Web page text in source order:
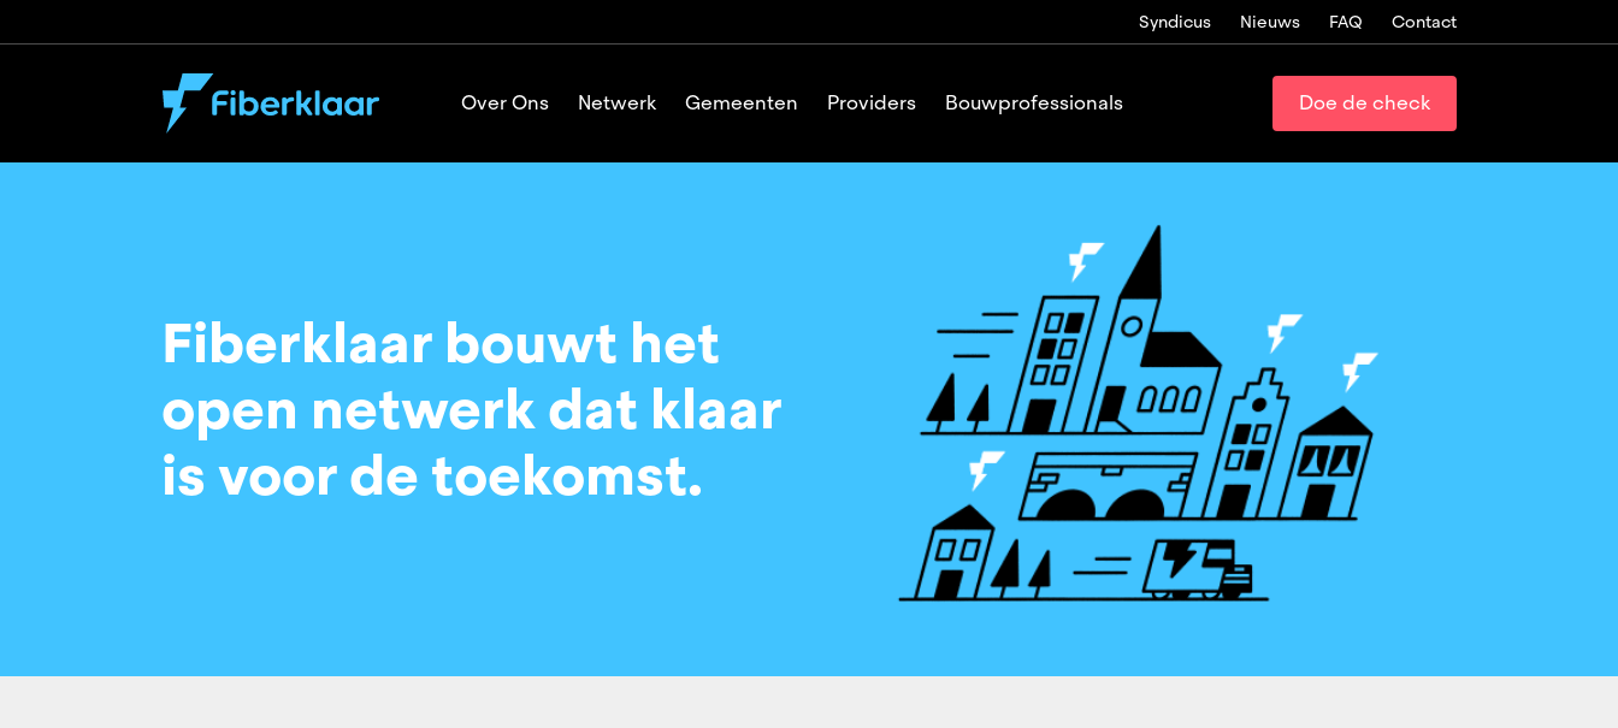
Syndicus Nieuws FAQ Contact
Over Ons Netwerk Gemeenten Providers Bouwprofessionals Doe de check
Fiberklaar bouwt het
open netwerk dat klaar
is voor de toekomst.